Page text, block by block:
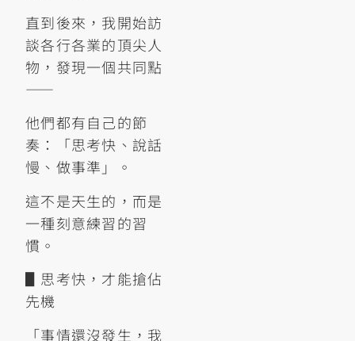
直到後來，我開始訪
談各行各業的頂尖人
物，發現一個共同點
——
他們都有自己的節
奏：「思考快、說話
慢、做事準」。
這不是天生的，而是
一種刻意練習的習
慣。
▋思考快，才能搶佔
先機
「事情還沒發生，我